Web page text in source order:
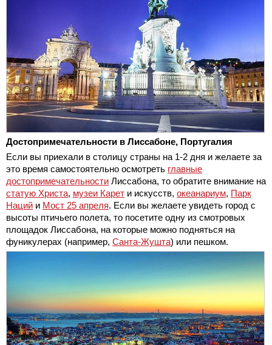
Достопримечательности в Лиссабоне, Португалия
Если вы приехали в столицу страны на 1-2 дня и желаете за
это время самостоятельно осмотреть главные
достопримечательности Лиссабона, то обратите внимание на
статую Христа, музеи Карет и искусств, океанариум, Парк
Наций и Мост 25 апреля. Если вы желаете увидеть город с
высоты птичьего полета, то посетите одну из смотровых
площадок Лиссабона, на которые можно подняться на
фуникулерах (например, Санта-Жушта) или пешком.